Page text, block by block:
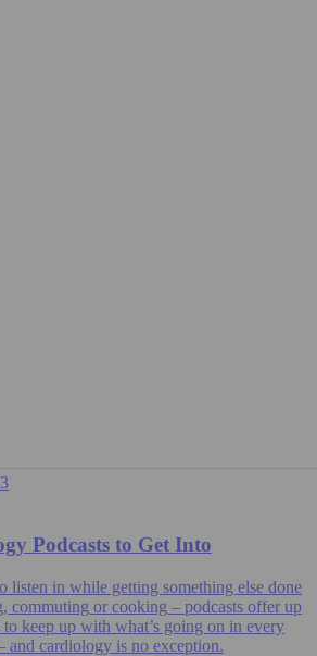
Podcasts to Get Into
listen in while getting something else done
commuting or cooking – podcasts offer up
keep up with what’s going on in every
and cardiology is no exception.